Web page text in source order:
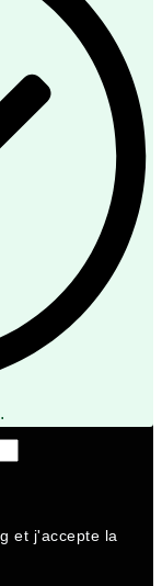
et j'accepte la